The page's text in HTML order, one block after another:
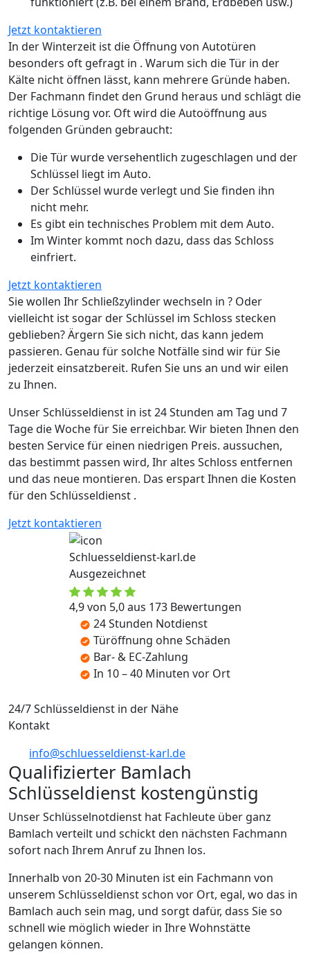
Jetzt kontaktieren
In der Winterzeit ist die Öffnung von Autotüren
besonders oft gefragt in . Warum sich die Tür in der
Kälte nicht öffnen lässt, kann mehrere Gründe haben.
Der Fachmann findet den Grund heraus und schlägt die
richtige Lösung vor. Oft wird die Autoöffnung aus
folgenden Gründen gebraucht:
Die Tür wurde versehentlich zugeschlagen und der
Schlüssel liegt im Auto.
Der Schlüssel wurde verlegt und Sie finden ihn
nicht mehr.
Es gibt ein technisches Problem mit dem Auto.
Im Winter kommt noch dazu, dass das Schloss
einfriert.
Jetzt kontaktieren
Sie wollen Ihr Schließzylinder wechseln in ? Oder
vielleicht ist sogar der Schlüssel im Schloss stecken
geblieben? Ärgern Sie sich nicht, das kann jedem
passieren. Genau für solche Notfälle sind wir für Sie
jederzeit einsatzbereit. Rufen Sie uns an und wir eilen
zu Ihnen.
Unser Schlüsseldienst in ist 24 Stunden am Tag und 7
Tage die Woche für Sie erreichbar. Wir bieten Ihnen den
besten Service für einen niedrigen Preis. aussuchen,
das bestimmt passen wird, Ihr altes Schloss entfernen
und das neue montieren. Das erspart Ihnen die Kosten
für den Schlüsseldienst .
Jetzt kontaktieren
Schluesseldienst-karl.de
Ausgezeichnet
4,9 von 5,0 aus 173 Bewertungen
24 Stunden Notdienst
Türöffnung ohne Schäden
Bar- & EC-Zahlung
In 10 – 40 Minuten vor Ort
24/7 Schlüsseldienst in der Nähe
Kontakt
info@schluesseldienst-karl.de
Qualifizierter Bamlach
Schlüsseldienst kostengünstig
Unser Schlüsselnotdienst hat Fachleute über ganz
Bamlach verteilt und schickt den nächsten Fachmann
sofort nach Ihrem Anruf zu Ihnen los.
Innerhalb von 20-30 Minuten ist ein Fachmann von
unserem Schlüsseldienst schon vor Ort, egal, wo das in
Bamlach auch sein mag, und sorgt dafür, dass Sie so
schnell wie möglich wieder in Ihre Wohnstätte
gelangen können.